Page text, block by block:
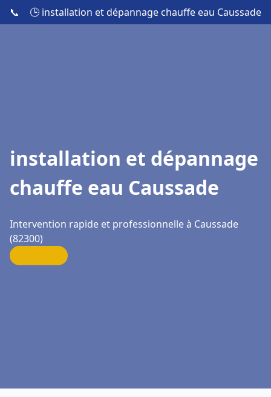
📞 🕒 installation et dépannage chauffe eau Caussade
installation et dépannage
chauffe eau Caussade
Intervention rapide et professionnelle à Caussade
(82300)